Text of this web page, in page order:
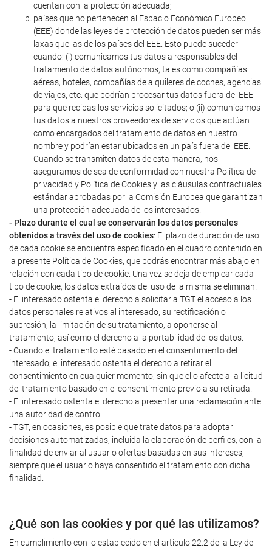
cuentan con la protección adecuada;
países que no pertenecen al Espacio Económico Europeo
(EEE) donde las leyes de protección de datos pueden ser más
laxas que las de los países del EEE. Esto puede suceder
cuando: (i) comunicamos tus datos a responsables del
tratamiento de datos autónomos, tales como compañías
aéreas, hoteles, compañías de alquileres de coches, agencias
de viajes, etc. que podrían procesar tus datos fuera del EEE
para que recibas los servicios solicitados; o (ii) comunicamos
tus datos a nuestros proveedores de servicios que actúan
como encargados del tratamiento de datos en nuestro
nombre y podrían estar ubicados en un país fuera del EEE.
Cuando se transmiten datos de esta manera, nos
aseguramos de sea de conformidad con nuestra Política de
privacidad y Política de Cookies y las cláusulas contractuales
estándar aprobadas por la Comisión Europea que garantizan
una protección adecuada de los interesados.
- Plazo durante el cual se conservarán los datos personales
obtenidos a través del uso de cookies: El plazo de duración de uso
de cada cookie se encuentra especificado en el cuadro contenido en
la presente Política de Cookies, que podrás encontrar más abajo en
relación con cada tipo de cookie. Una vez se deja de emplear cada
tipo de cookie, los datos extraídos del uso de la misma se eliminan.
- El interesado ostenta el derecho a solicitar a TGT el acceso a los
datos personales relativos al interesado, su rectificación o
supresión, la limitación de su tratamiento, a oponerse al
tratamiento, así como el derecho a la portabilidad de los datos.
- Cuando el tratamiento esté basado en el consentimiento del
interesado, el interesado ostenta el derecho a retirar el
consentimiento en cualquier momento, sin que ello afecte a la licitud
del tratamiento basado en el consentimiento previo a su retirada.
- El interesado ostenta el derecho a presentar una reclamación ante
una autoridad de control.
- TGT, en ocasiones, es posible que trate datos para adoptar
decisiones automatizadas, incluida la elaboración de perfiles, con la
finalidad de enviar al usuario ofertas basadas en sus intereses,
siempre que el usuario haya consentido el tratamiento con dicha
finalidad.
¿Qué son las cookies y por qué las utilizamos?
En cumplimiento con lo establecido en el artículo 22.2 de la Ley de